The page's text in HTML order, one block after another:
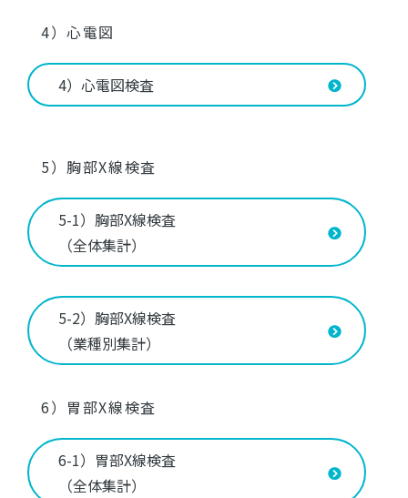
4）心電図
4）心電図検査
5）胸部X線検査
5-1）胸部X線検査
（全体集計）
5-2）胸部X線検査
（業種別集計）
6）胃部X線検査
6-1）胃部X線検査
（全体集計）